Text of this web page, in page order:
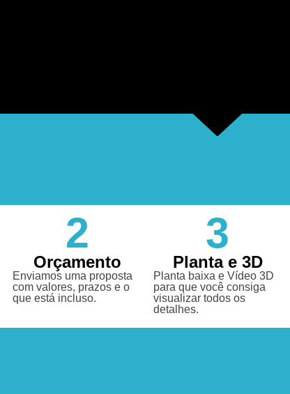
2
Orçamento
Enviamos uma proposta
com valores, prazos e o
que está incluso.
3
Planta e 3D
Planta baixa e Vídeo 3D
para que você consiga
visualizar todos os
detalhes.